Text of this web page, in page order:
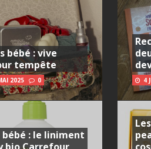
bébé : vive
tempête
2025 0
bébé : le liniment
4